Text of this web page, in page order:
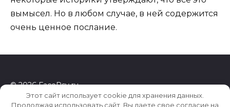
вымысел. Но в любом случае, в ней содержится
очень ценное послание.
© 2026 FacePsy.ru
Этот сайт использует cookie для хранения данных.
Продолжая использовать сайт, Вы даете свое согласие на